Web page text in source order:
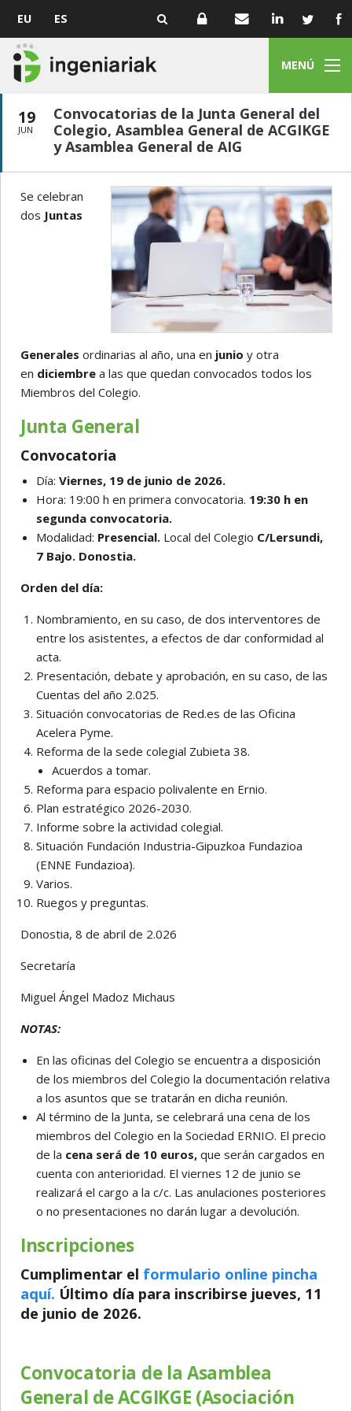
EU ES
MENÚ
19
JUN
Convocatorias de la Junta General del
Colegio, Asamblea General de ACGIKGE
y Asamblea General de AIG
Se celebran
dos Juntas
Generales ordinarias al año, una en junio y otra
en diciembre a las que quedan convocados todos los
Miembros del Colegio.
Junta General
Convocatoria
Día: Viernes, 19 de junio de 2026.
Hora: 19:00 h en primera convocatoria. 19:30 h en
segunda convocatoria.
Modalidad: Presencial. Local del Colegio C/Lersundi,
7 Bajo. Donostia.
Orden del día:
Nombramiento, en su caso, de dos interventores de
entre los asistentes, a efectos de dar conformidad al
acta.
Presentación, debate y aprobación, en su caso, de las
Cuentas del año 2.025.
Situación convocatorias de Red.es de las Oficina
Acelera Pyme.
Reforma de la sede colegial Zubieta 38.
Acuerdos a tomar.
Reforma para espacio polivalente en Ernio.
Plan estratégico 2026-2030.
Informe sobre la actividad colegial.
Situación Fundación Industria-Gipuzkoa Fundazioa
(ENNE Fundazioa).
Varios.
Ruegos y preguntas.
Donostia, 8 de abril de 2.026
Secretaría
Miguel Ángel Madoz Michaus
NOTAS:
En las oficinas del Colegio se encuentra a disposición
de los miembros del Colegio la documentación relativa
a los asuntos que se tratarán en dicha reunión.
Al término de la Junta, se celebrará una cena de los
miembros del Colegio en la Sociedad ERNIO. El precio
de la cena será de 10 euros, que serán cargados en
cuenta con anterioridad. El viernes 12 de junio se
realizará el cargo a la c/c. Las anulaciones posteriores
o no presentaciones no darán lugar a devolución.
Inscripciones
Cumplimentar el formulario online pincha
aquí. Último día para inscribirse jueves, 11
de junio de 2026.
Convocatoria de la Asamblea
General de ACGIKGE (Asociación